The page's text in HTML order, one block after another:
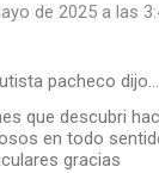
de 2025 a las
pacheco dijo…
que descubri
en todo
gracias